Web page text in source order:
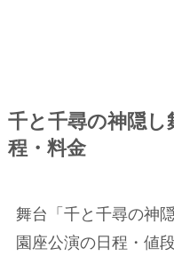
千と千尋の神隠し
程・料金
舞台「千と千尋の神
園座公演の日程・値段